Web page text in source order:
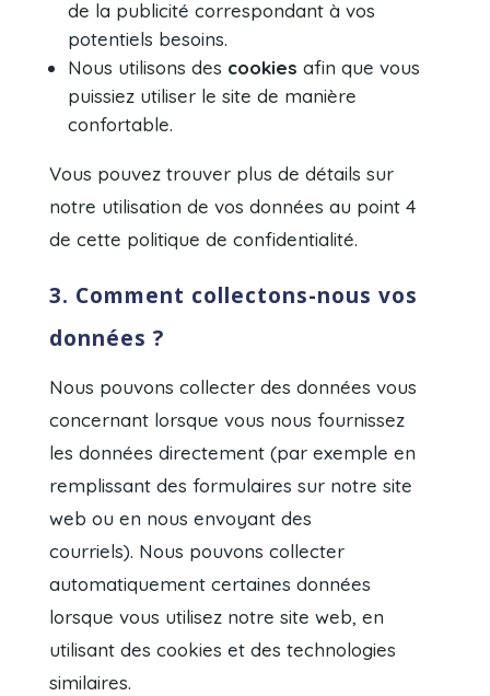
de la publicité correspondant à vos
potentiels besoins.
Nous utilisons des cookiesafin que vous
puissiez utiliser le site de manière
confortable.
Vous pouvez trouver plus de détails sur
notre utilisation de vos données au point 4
de cette politique de confidentialité.
3. Comment collectons-nous vos
données ?
Nous pouvons collecter des données vous
concernant lorsque vous nous fournissez
les données directement (par exemple en
remplissant des formulaires sur notre site
web ou en nous envoyant des
courriels). Nous pouvons collecter
automatiquement certaines données
lorsque vous utilisez notre site web, en
utilisant des cookies et des technologies
similaires.